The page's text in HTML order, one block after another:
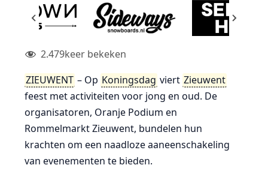
2.479keer bekeken
ZIEUWENT – Op Koningsdag viert Zieuwent
feest met activiteiten voor jong en oud. De
organisatoren, Oranje Podium en
Rommelmarkt Zieuwent, bundelen hun
krachten om een naadloze aaneenschakeling
van evenementen te bieden.